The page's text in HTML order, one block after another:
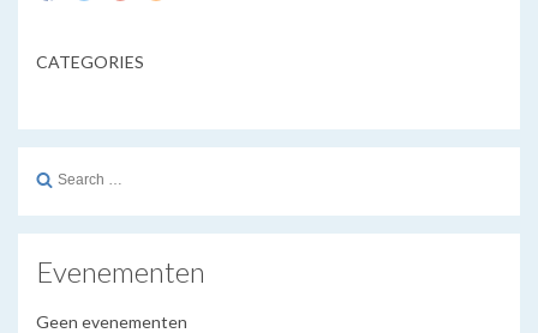
CATEGORIES
Search
Evenementen
Geen evenementen